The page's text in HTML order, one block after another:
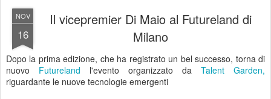
NOV
16
Il vicepremier Di Maio al Futureland di
Milano
Dopo la prima edizione, che ha registrato un bel successo, torna di
nuovo Futureland l'evento organizzato da Talent Garden,
riguardante le nuove tecnologie emergenti